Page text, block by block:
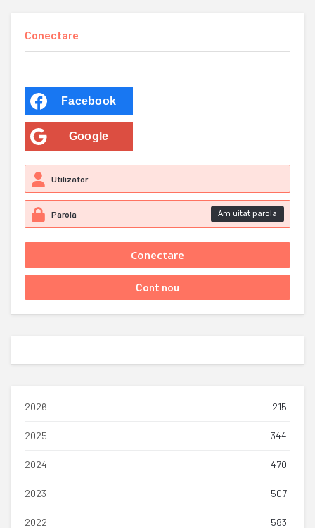
Conectare
Facebook
Google
Am uitat parola
2026 215
2025 344
2024 470
2023 507
2022 583